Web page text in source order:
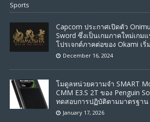
Sports
Capcom ประกาศเปิดตัว
Sword ซึ่งเป็นเกมภาคใหม่เกม
โปรเจกต์ภาคต่อของ Okami เ
December 16, 2024
โมดูลหน่วยความจำ SMART
CMM E3.S 2T ของ Penguin
ทดสอบการปฏิบัติตามมาตรฐาน
January 17, 2026